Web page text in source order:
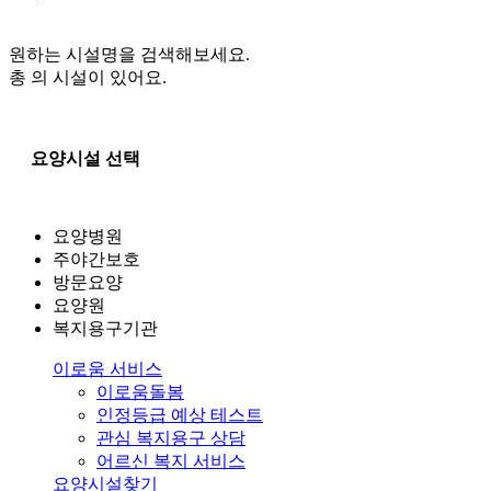
원하는 시설명을 검색해보세요.
총 의 시설이 있어요.
요양시설 선택
요양병원
주야간보호
방문요양
요양원
복지용구기관
이로움 서비스
이로움돌봄
인정등급 예상 테스트
관심 복지용구 상담
어르신 복지 서비스
요양시설찾기